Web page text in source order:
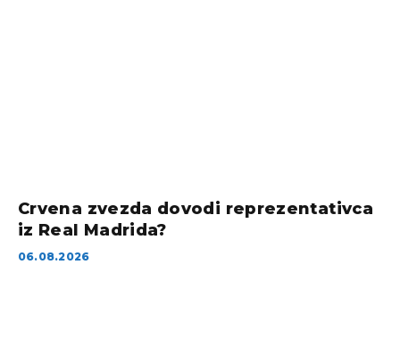
Crvena zvezda dovodi reprezentativca
iz Real Madrida?
06.08.2026